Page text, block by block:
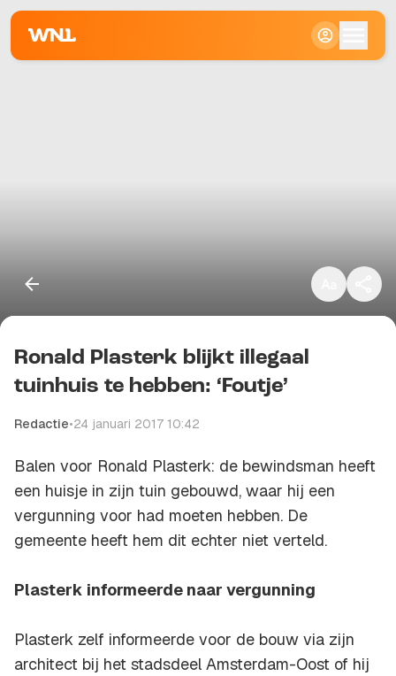
Kopieer link
Ronald Plasterk blijkt illegaal
tuinhuis te hebben: ‘Foutje’
Redactie•24 januari 2017 10:42
Balen voor Ronald Plasterk: de bewindsman heeft
een huisje in zijn tuin gebouwd, waar hij een
vergunning voor had moeten hebben. De
gemeente heeft hem dit echter niet verteld.
Plasterk informeerde naar vergunning
Plasterk zelf informeerde voor de bouw via zijn
architect bij het stadsdeel Amsterdam-Oost of hij